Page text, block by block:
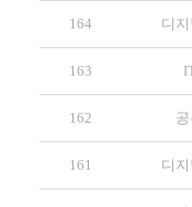
164 디
163
162
161 디